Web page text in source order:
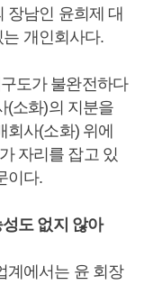
장남인 윤희제 대
개인회사다.
도가 불완전하다
(소화)의 지분을
사(소화) 위에
자리를 잡고 있
이다.
도 없지 않아
계에서는 윤 회장